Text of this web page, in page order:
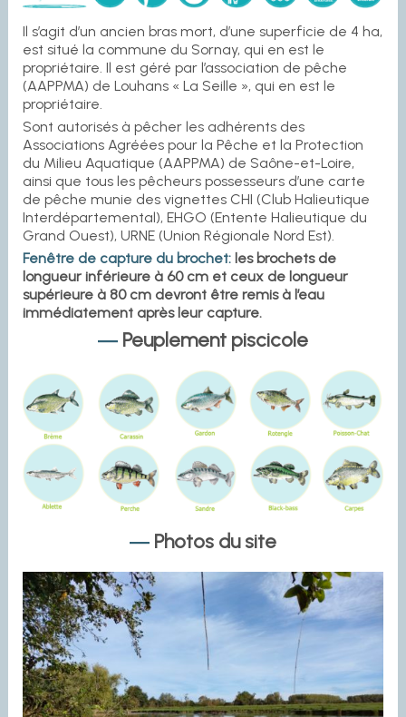
Il s’agit d’un ancien bras mort, d’une superficie de 4 ha,
est situé la commune du Sornay, qui en est le
propriétaire. Il est géré par l’association de pêche
(AAPPMA) de Louhans « La Seille », qui en est le
propriétaire.
Sont autorisés à pêcher les adhérents des
Associations Agréées pour la Pêche et la Protection
du Milieu Aquatique (AAPPMA) de Saône-et-Loire,
ainsi que tous les pêcheurs possesseurs d’une carte
de pêche munie des vignettes CHI (Club Halieutique
Interdépartemental), EHGO (Entente Halieutique du
Grand Ouest), URNE (Union Régionale Nord Est).
Fenêtre de capture du brochet:les brochets de
longueur inférieure à 60 cm et ceux de longueur
supérieure à 80 cm devront être remis à l’eau
immédiatement après leur capture.
Peuplement piscicole
Photos du site